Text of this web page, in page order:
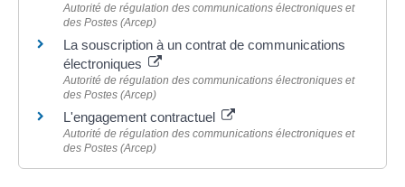
Autorité de régulation des communications électroniques et
des Postes (Arcep)
La souscription à un contrat de communications
électroniques
Autorité de régulation des communications électroniques et
des Postes (Arcep)
L'engagement contractuel
Autorité de régulation des communications électroniques et
des Postes (Arcep)